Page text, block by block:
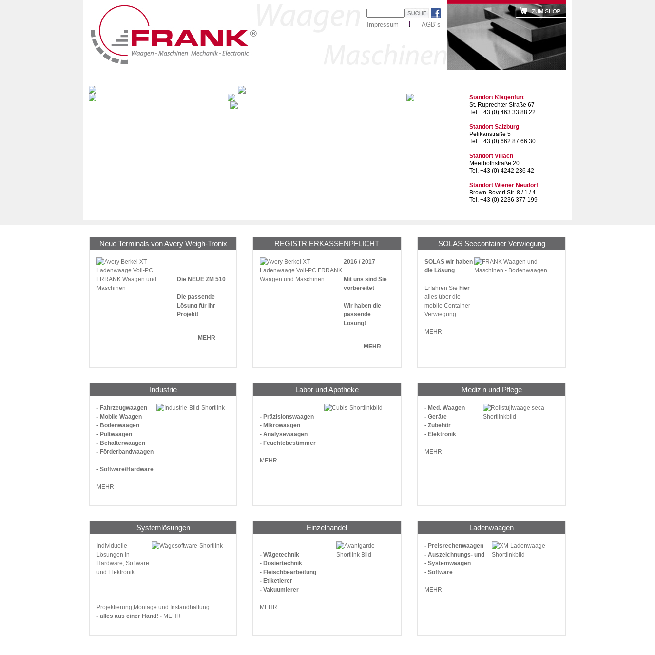
Impressum AGB´s
Standort Klagenfurt
St. Ruprechter Straße 67
Tel. +43 (0) 463 33 88 22
Standort Salzburg
Pelikanstraße 5
Tel. +43 (0) 662 87 66 30
Standort Villach
Meerbothstraße 20
Tel. +43 (0) 4242 236 42
Standort Wiener Neudorf
Brown-Boveri Str. 8 / 1 / 4
Tel. +43 (0) 2236 377 199
Neue Terminals von Avery Weigh-Tronix
Die NEUE ZM 510
Die passende
Lösung für Ihr
Projekt!
MEHR
REGISTRIERKASSENPFLICHT
2016 / 2017
Mit uns sind Sie
vorbereitet
Wir haben die
passende
Lösung!
MEHR
SOLAS Seecontainer Verwiegung
SOLAS wir haben
die Lösung
Erfahren Sie hier
alles über die
mobile Container
Verwiegung
MEHR
Industrie
- Fahrzeugwaagen
- Mobile Waagen
- Bodenwaagen
- Pultwaagen
- Behälterwaagen
- Förderbandwaagen
- Software/Hardware
MEHR
Labor und Apotheke
- Präzisionswaagen
- Mikrowaagen
- Analysewaagen
- Feuchtebestimmer
MEHR
Medizin und Pflege
- Med. Waagen
- Geräte
- Zubehör
- Elektronik
MEHR
Systemlösungen
Individuelle
Lösungen in
Hardware, Software
und Elektronik
Projektierung,Montage und Instandhaltung
- alles aus einer Hand! - MEHR
Einzelhandel
- Wägetechnik
- Dosiertechnik
- Fleischbearbeitung
- Etiketierer
- Vakuumierer
MEHR
Ladenwaagen
- Preisrechenwaagen
- Auszeichnungs- und
- Systemwaagen
- Software
MEHR